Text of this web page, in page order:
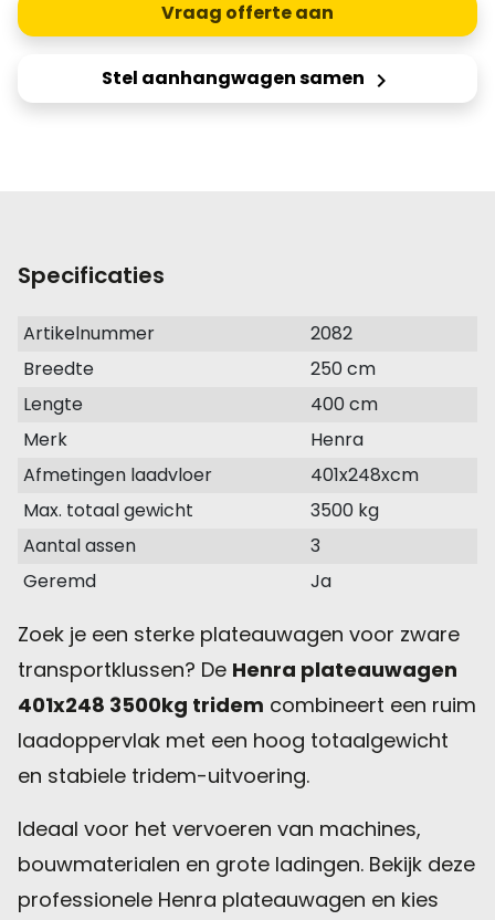
Vraag offerte aan
Stel aanhangwagen samen keyboard_arrow_right
Specificaties
Artikelnummer
2082
Breedte
250 cm
Lengte
400 cm
Merk
Henra
Afmetingen laadvloer
401x248xcm
Max. totaal gewicht
3500 kg
Aantal assen
3
Geremd
Ja
Zoek je een sterke plateauwagen voor zware
transportklussen? De Henra plateauwagen
401x248 3500kg tridem combineert een ruim
laadoppervlak met een hoog totaalgewicht
en stabiele tridem-uitvoering.
Ideaal voor het vervoeren van machines,
bouwmaterialen en grote ladingen. Bekijk deze
professionele Henra plateauwagen en kies